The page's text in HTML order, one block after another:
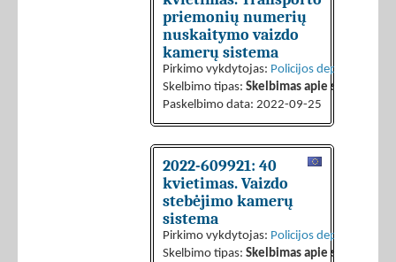
priemonių numerių
nuskaitymo vaizdo
kamerų sistema
Pirkimo vykdytojas: Policijos
Skelbimo tipas: Skelbimas apie sutarties
Paskelbimo data: 2022-09-25
2022-609921: 40
kvietimas. Vaizdo
stebėjimo kamerų
sistema
Pirkimo vykdytojas: Policijos
Skelbimo tipas: Skelbimas apie sutarties